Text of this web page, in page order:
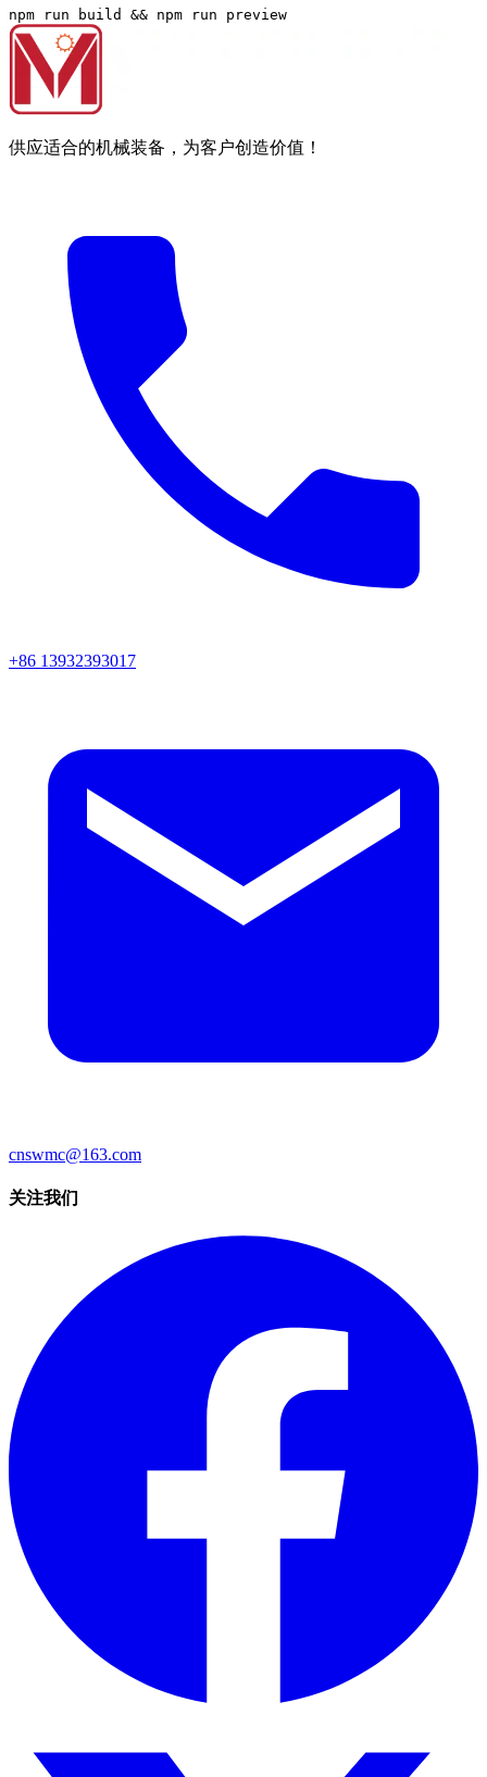
npm run build && npm run preview
供应适合的机械装备，为客户创造价值！
+86 13932393017
cnswmc@163.com
关注我们